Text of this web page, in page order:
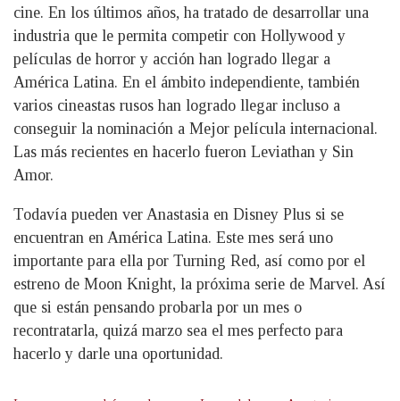
cine. En los últimos años, ha tratado de desarrollar una
industria que le permita competir con Hollywood y
películas de horror y acción han logrado llegar a
América Latina. En el ámbito independiente, también
varios cineastas rusos han logrado llegar incluso a
conseguir la nominación a Mejor película internacional.
Las más recientes en hacerlo fueron Leviathan y Sin
Amor.
Todavía pueden ver Anastasia en Disney Plus si se
encuentran en América Latina. Este mes será uno
importante para ella por Turning Red, así como por el
estreno de Moon Knight, la próxima serie de Marvel. Así
que si están pensando probarla por un mes o
recontratarla, quizá marzo sea el mes perfecto para
hacerlo y darle una oportunidad.